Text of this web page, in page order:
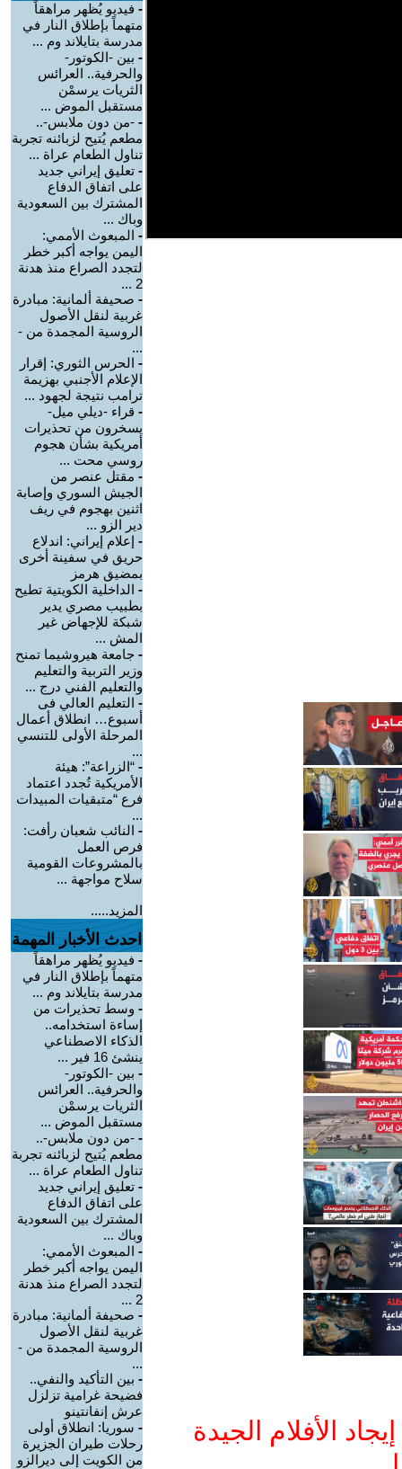
الأفلام الجيدة
- فيديو يُظهر مراهقاً
متهماً بإطلاق النار في
مدرسة بتايلاند وم ...
- بين -الكوتور-
والحرفية.. العرائس
الثريات يرسمْن
مستقبل الموض ...
- -من دون ملابس-..
مطعم يُتيح لزبائنه تجربة
تناول الطعام عراة ...
- تعليق إيراني جديد
على اتفاق الدفاع
المشترك بين السعودية
وباك ...
- المبعوث الأممي:
اليمن يواجه أكبر خطر
لتجدد الصراع منذ هدنة
2 ...
- صحيفة ألمانية: مبادرة
غربية لنقل الأصول
الروسية المجمدة من -
...
- الحرس الثوري: إقرار
الإعلام الأجنبي بهزيمة
ترامب نتيجة لجهود ...
- قراء -ديلي ميل-
يسخرون من تحذيرات
أمريكية بشأن هجوم
روسي محت ...
- مقتل عنصر من
الجيش السوري وإصابة
اثنين بهجوم في ريف
دير الزو ...
- إعلام إيراني: اندلاع
حريق في سفينة أخرى
بمضيق هرمز
- الداخلية الكويتية تطيح
بطبيب مصري يدير
شبكة للإجهاض غير
المش ...
- جامعة هيروشيما تمنح
وزير التربية والتعليم
والتعليم الفني درج ...
- التعليم العالي فى
أسبوع… انطلاق أعمال
المرحلة الأولى للتنسي
...
- “الزراعة”: هيئة
الأمريكية تُجدد اعتماد
فرع “متبقيات المبيدات
...
- النائب شعبان رأفت:
فرص العمل
بالمشروعات القومية
سلاح مواجهة ...
المزيد.....
احدث الأخبار المهمة
- فيديو يُظهر مراهقاً
متهماً بإطلاق النار في
مدرسة بتايلاند وم ...
- وسط تحذيرات من
إساءة استخدامه..
الذكاء الاصطناعي
ينشئ 16 فير ...
- بين -الكوتور-
والحرفية.. العرائس
الثريات يرسمْن
مستقبل الموض ...
- -من دون ملابس-..
مطعم يُتيح لزبائنه تجربة
تناول الطعام عراة ...
- تعليق إيراني جديد
على اتفاق الدفاع
المشترك بين السعودية
وباك ...
- المبعوث الأممي:
اليمن يواجه أكبر خطر
لتجدد الصراع منذ هدنة
2 ...
- صحيفة ألمانية: مبادرة
غربية لنقل الأصول
الروسية المجمدة من -
...
- بين التأكيد والنفي..
فضيحة غرامية تزلزل
عرش إنفانتينو
- سوريا: انطلاق أولى
رحلات طيران الجزيرة
من الكويت إلى ديرالزو